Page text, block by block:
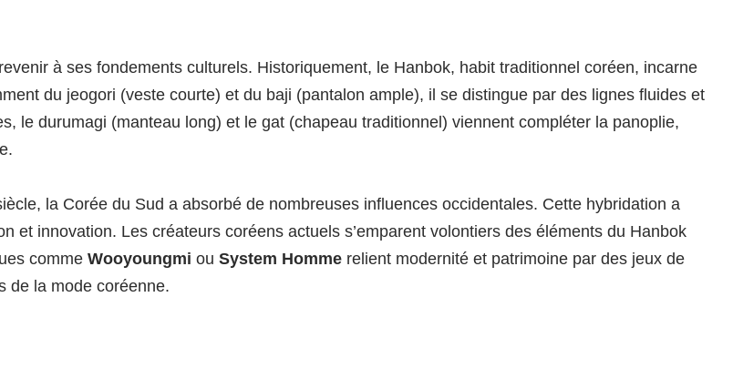
à ses fondements culturels. Historiquement, le Hanbok, habit traditionnel coréen, incarne
du jeogori (veste courte) et du baji (pantalon ample), il se distingue par des lignes fluides et
le durumagi (manteau long) et le gat (chapeau traditionnel) viennent compléter la panoplie,
la Corée du Sud a absorbé de nombreuses influences occidentales. Cette hybridation a
et innovation. Les créateurs coréens actuels s’emparent volontiers des éléments du Hanbok
comme Wooyoungmi ou System Homme relient modernité et patrimoine par des jeux de
de la mode coréenne.